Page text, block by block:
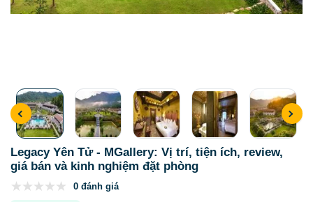
Legacy Yên Tử - MGallery: Vị trí, tiện ích, review,
giá bán và kinh nghiệm đặt phòng
0 đánh giá